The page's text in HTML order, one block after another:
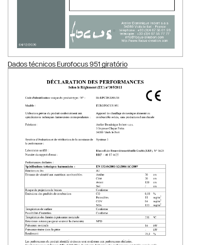
Dados técnicos Eurofocus 951 giratório